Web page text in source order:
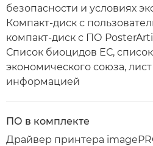
безопасности и условиях
Компакт-диск с
компакт-диск с ПО
Список биоцидов ЕС,
экономического союза,
информацией
ПО в комплекте
Драйвер принтера